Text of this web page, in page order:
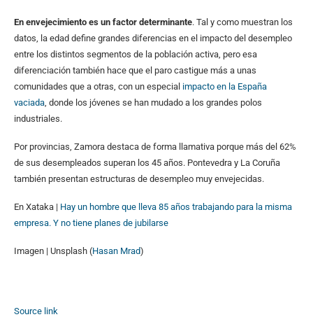
En envejecimiento es un factor determinante. Tal y como muestran los
datos, la edad define grandes diferencias en el impacto del desempleo
entre los distintos segmentos de la población activa, pero esa
diferenciación también hace que el paro castigue más a unas
comunidades que a otras, con un especial impacto en la España
vaciada , donde los jóvenes se han mudado a los grandes polos
industriales.
Por provincias, Zamora destaca de forma llamativa porque más del 62%
de sus desempleados superan los 45 años. Pontevedra y La Coruña
también presentan estructuras de desempleo muy envejecidas.
En Xataka | Hay un hombre que lleva 85 años trabajando para la misma
empresa. Y no tiene planes de jubilarse
Imagen | Unsplash (Hasan Mrad)
Source link